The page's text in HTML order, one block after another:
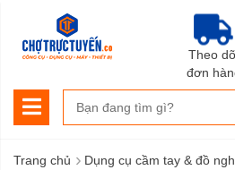
Theo
đơn
Trang chủ › Dụng cụ cầm tay & đồ